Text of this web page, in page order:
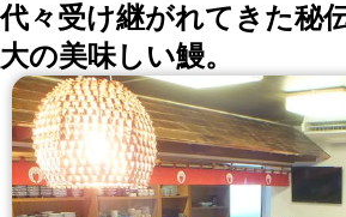
代々受け継がれてきた秘
大の美味しい鰻。